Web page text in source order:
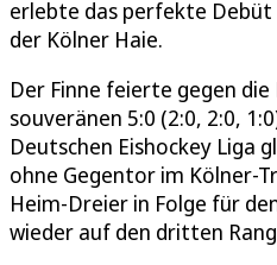
erlebte das perfekte Debüt
der Kölner Haie.
Der Finne feierte gegen
souveränen 5:0 (2:0, 2:0,
Deutschen Eishockey Liga
ohne Gegentor im Kölner-
Heim-Dreier in Folge für
wieder auf den dritten